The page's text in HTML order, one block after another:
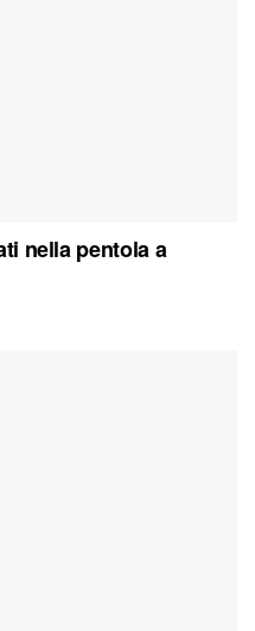
nella pentola a